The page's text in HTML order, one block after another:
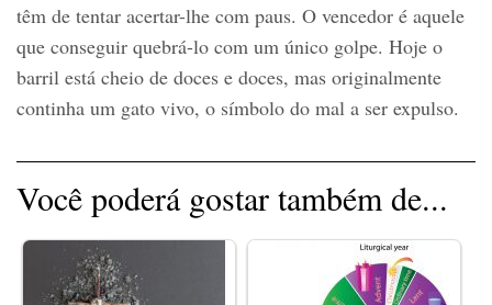
têm de tentar acertar-lhe com paus. O vencedor é aquele
que conseguir quebrá-lo com um único golpe. Hoje o
barril está cheio de doces e doces, mas originalmente
continha um gato vivo, o símbolo do mal a ser expulso.
Você poderá gostar também de...